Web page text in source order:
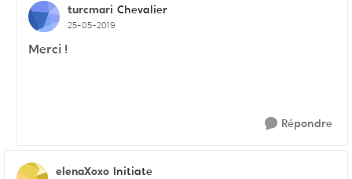
turcmari Chevalier
25-05-2019
Merci !
Répondre
elenaXoxo Initiate